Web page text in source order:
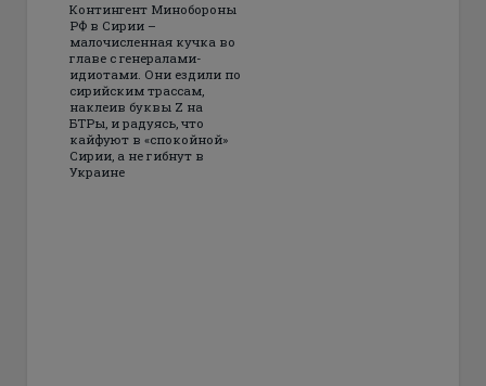
Контингент Минобороны
РФ в Сирии –
малочисленная кучка во
главе с генералами-
идиотами. Они ездили по
сирийским трассам,
наклеив буквы Z на
БТРы, и радуясь, что
кайфуют в «спокойной»
Сирии, а не гибнут в
Украине